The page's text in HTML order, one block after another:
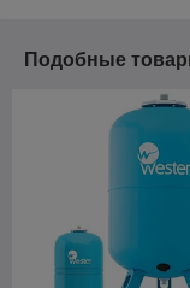
Подобные